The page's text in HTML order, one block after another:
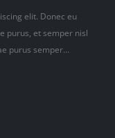
elit. Donec eu
purus, et semper nisl
purus semper…